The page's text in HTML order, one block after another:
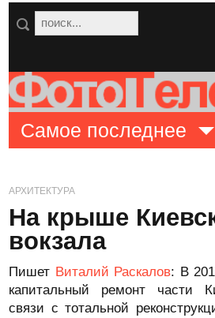
Самое последнее
АРХИТЕКТУРА
На крыше
вокзала
Пишет Виталий Раскалов: В
капитальный ремонт части
связи с тотальной